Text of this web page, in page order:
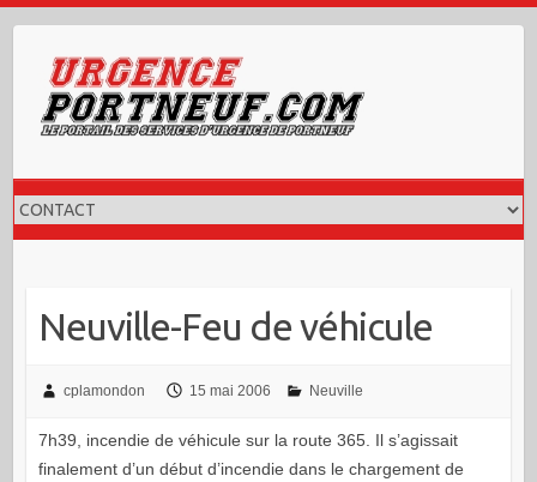
content
Neuville-Feu de véhicule
cplamondon 15 mai 2006 Neuville
7h39, incendie de véhicule sur la route 365. Il s’agissait
finalement d’un début d’incendie dans le chargement de